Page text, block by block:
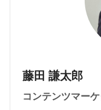
藤田 謙太郎
コンテンツマー